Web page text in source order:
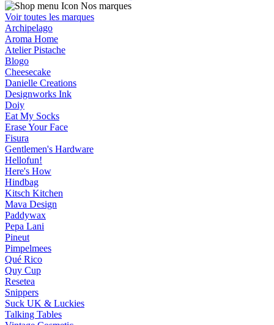
Nos marques
Voir toutes les marques
Archipelago
Aroma Home
Atelier Pistache
Blogo
Cheesecake
Danielle Creations
Designworks Ink
Doiy
Eat My Socks
Erase Your Face
Fisura
Gentlemen's Hardware
Hellofun!
Here's How
Hindbag
Kitsch Kitchen
Mava Design
Paddywax
Pepa Lani
Pineut
Pimpelmees
Qué Rico
Quy Cup
Resetea
Snippers
Suck UK & Luckies
Talking Tables